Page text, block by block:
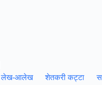
लेख-आलेख शेतकरी कट्टा